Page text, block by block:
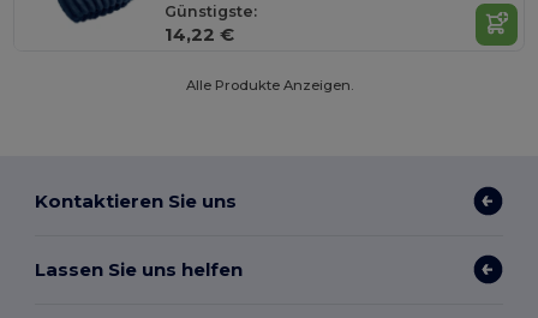
Günstigste:
14,22 €
Alle Produkte Anzeigen.
Kontaktieren Sie uns
Lassen Sie uns helfen